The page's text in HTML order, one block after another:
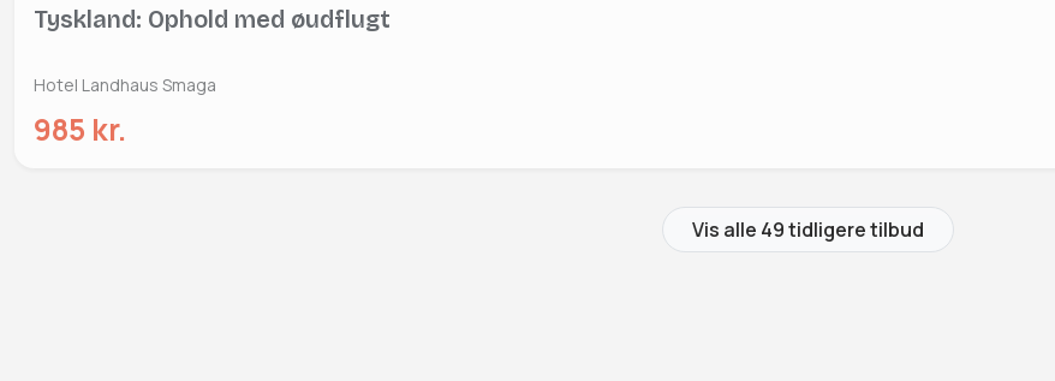
Tyskland: Ophold med øudflugt
Hotel Landhaus Smaga
985 kr.
Vis alle 49 tidligere tilbud